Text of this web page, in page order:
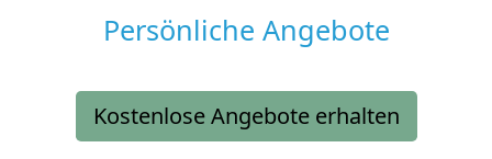
Persönliche Angebote
Kostenlose Angebote erhalten